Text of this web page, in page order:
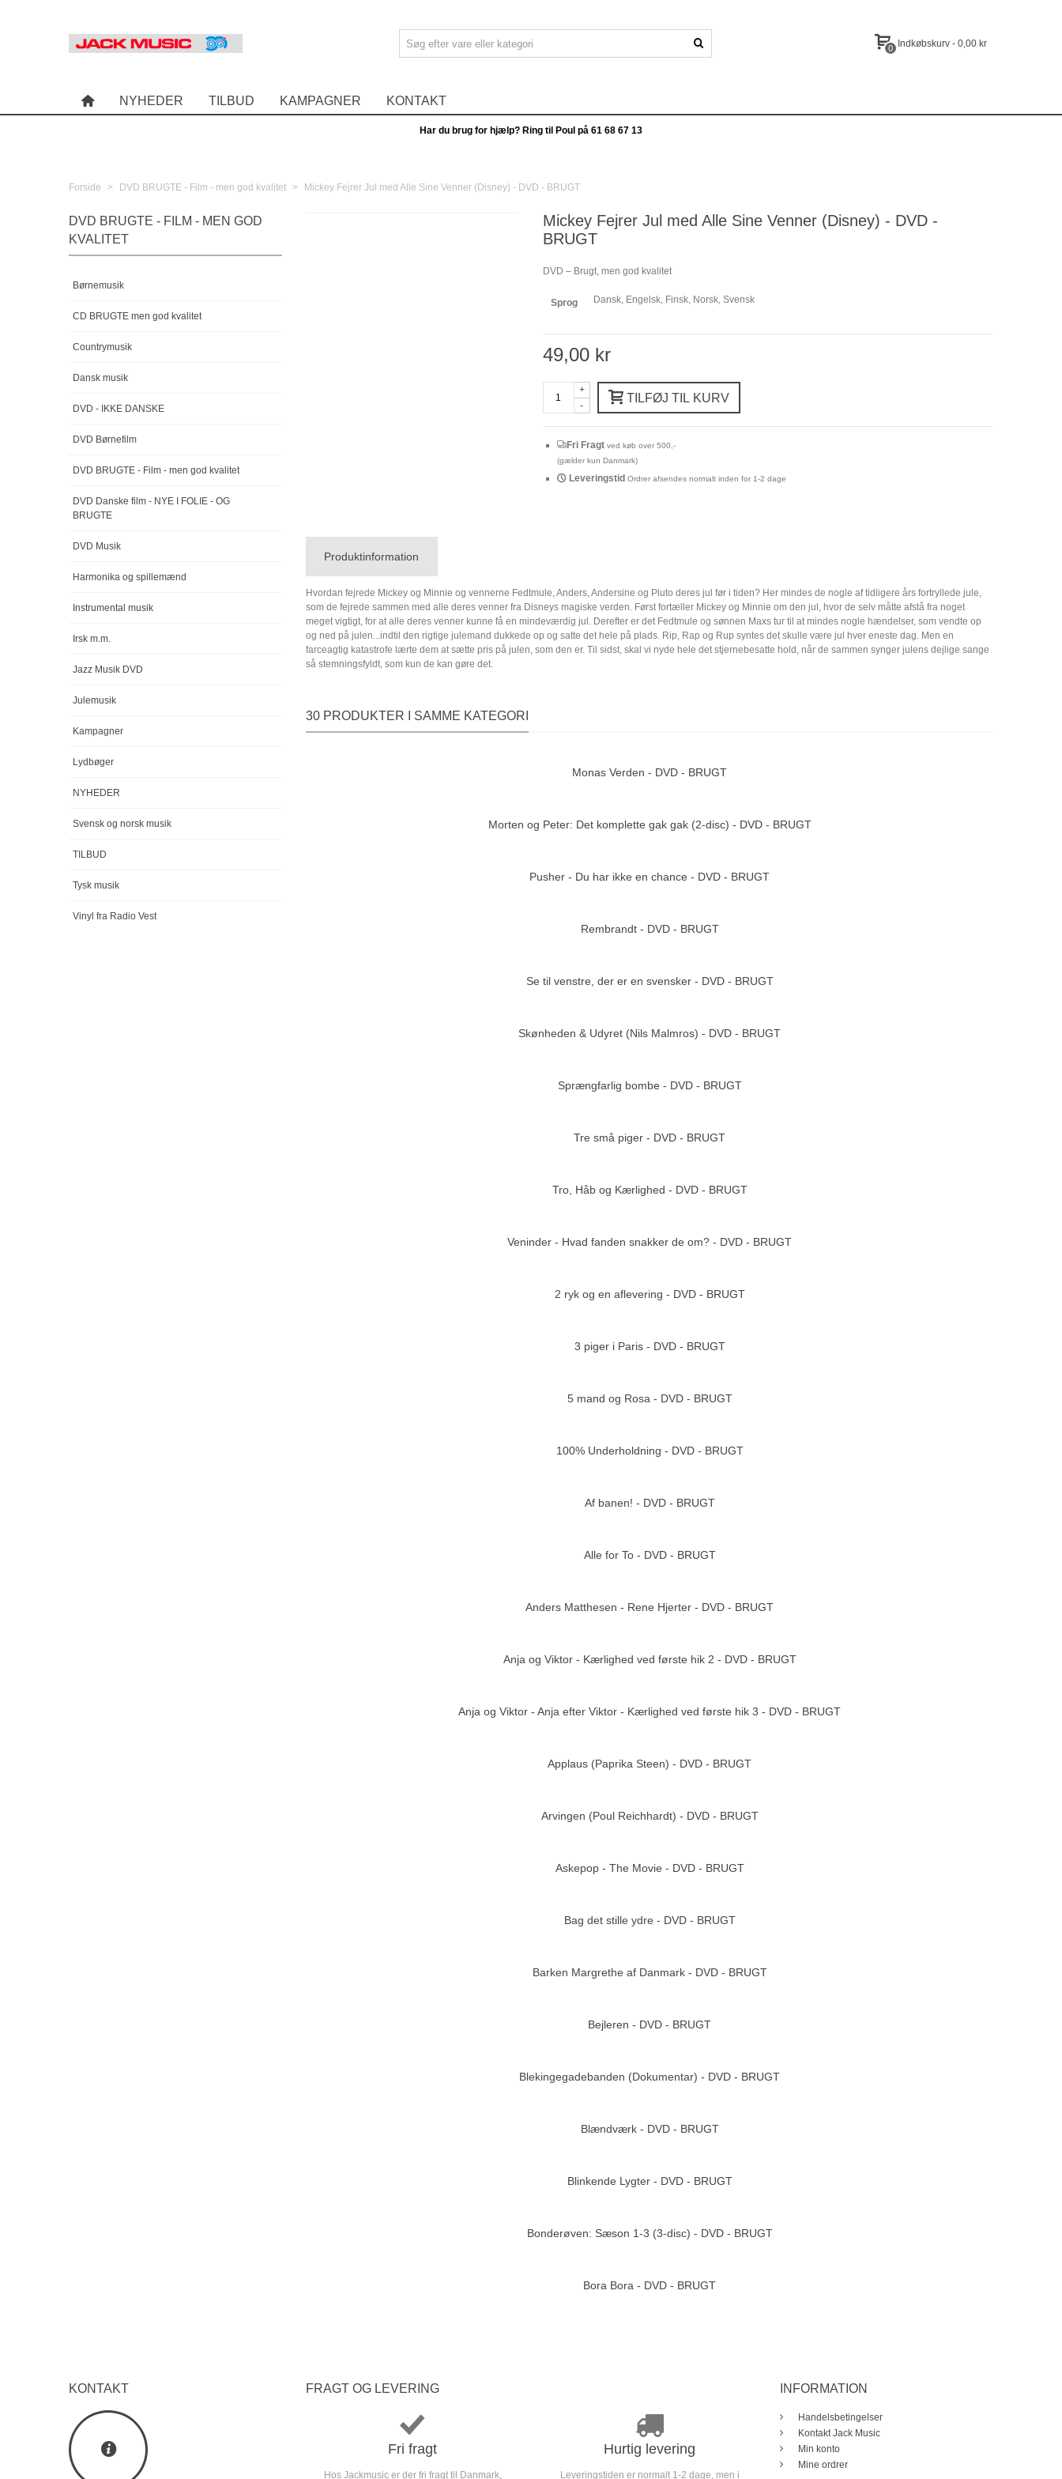
0 Indkøbskurv - 0,00 kr
NYHEDER TILBUD KAMPAGNER KONTAKT
Har du brug for hjælp? Ring til Poul på 61 68 67 13
Forside > DVD BRUGTE - Film - men god kvalitet > Mickey Fejrer Jul med Alle Sine Venner (Disney) - DVD - BRUGT
DVD BRUGTE - FILM - MEN GOD
KVALITET
Børnemusik
CD BRUGTE men god kvalitet
Countrymusik
Dansk musik
DVD - IKKE DANSKE
DVD Børnefilm
DVD BRUGTE - Film - men god kvalitet
DVD Danske film - NYE I FOLIE - OG
BRUGTE
DVD Musik
Harmonika og spillemænd
Instrumental musik
Irsk m.m.
Jazz Musik DVD
Julemusik
Kampagner
Lydbøger
NYHEDER
Svensk og norsk musik
TILBUD
Tysk musik
Vinyl fra Radio Vest
Mickey Fejrer Jul med Alle Sine Venner (Disney) - DVD -
BRUGT
DVD – Brugt, men god kvalitet
Sprog Dansk, Engelsk, Finsk, Norsk, Svensk
49,00 kr
-
+
TILFØJ TIL KURV
Fri Fragt ved køb over 500,-
(gælder kun Danmark)
Leveringstid Ordrer afsendes normalt inden for 1-2 dage
Produktinformation
Hvordan fejrede Mickey og Minnie og vennerne Fedtmule, Anders, Andersine og Pluto deres jul før i tiden? Her mindes de nogle af tidligere års fortryllede jule,
som de fejrede sammen med alle deres venner fra Disneys magiske verden. Først fortæller Mickey og Minnie om den jul, hvor de selv måtte afstå fra noget
meget vigtigt, for at alle deres venner kunne få en mindeværdig jul. Derefter er det Fedtmule og sønnen Maxs tur til at mindes nogle hændelser, som vendte op
og ned på julen...indtil den rigtige julemand dukkede op og satte det hele på plads. Rip, Rap og Rup syntes det skulle være jul hver eneste dag. Men en
farceagtig katastrofe lærte dem at sætte pris på julen, som den er. Til sidst, skal vi nyde hele det stjernebesatte hold, når de sammen synger julens dejlige sange
så stemningsfyldt, som kun de kan gøre det.
30 PRODUKTER I SAMME KATEGORI
Add to cart
Monas Verden - DVD - BRUGT
Add to cart
Morten og Peter: Det komplette gak gak (2-disc) - DVD - BRUGT
Add to cart
Pusher - Du har ikke en chance - DVD - BRUGT
Add to cart
Rembrandt - DVD - BRUGT
Add to cart
Se til venstre, der er en svensker - DVD - BRUGT
Add to cart
Skønheden & Udyret (Nils Malmros) - DVD - BRUGT
Add to cart
Sprængfarlig bombe - DVD - BRUGT
Add to cart
Tre små piger - DVD - BRUGT
Add to cart
Tro, Håb og Kærlighed - DVD - BRUGT
Add to cart
Veninder - Hvad fanden snakker de om? - DVD - BRUGT
Add to cart
2 ryk og en aflevering - DVD - BRUGT
Add to cart
3 piger i Paris - DVD - BRUGT
Add to cart
5 mand og Rosa - DVD - BRUGT
100% Underholdning - DVD - BRUGT
Add to cart
Af banen! - DVD - BRUGT
Add to cart
Alle for To - DVD - BRUGT
Add to cart
Anders Matthesen - Rene Hjerter - DVD - BRUGT
Add to cart
Anja og Viktor - Kærlighed ved første hik 2 - DVD - BRUGT
Add to cart
Anja og Viktor - Anja efter Viktor - Kærlighed ved første hik 3 - DVD - BRUGT
Add to cart
Applaus (Paprika Steen) - DVD - BRUGT
Add to cart
Arvingen (Poul Reichhardt) - DVD - BRUGT
Add to cart
Askepop - The Movie - DVD - BRUGT
Add to cart
Bag det stille ydre - DVD - BRUGT
Add to cart
Barken Margrethe af Danmark - DVD - BRUGT
Add to cart
Bejleren - DVD - BRUGT
Add to cart
Blekingegadebanden (Dokumentar) - DVD - BRUGT
Add to cart
Blændværk - DVD - BRUGT
Add to cart
Blinkende Lygter - DVD - BRUGT
Add to cart
Bonderøven: Sæson 1-3 (3-disc) - DVD - BRUGT
Bora Bora - DVD - BRUGT
KONTAKT FRAGT OG LEVERING
Fri fragt
Hos Jackmusic er der fri fragt til Danmark,
Hurtig levering
Leveringstiden er normalt 1-2 dage, men i
INFORMATION
Handelsbetingelser
Kontakt Jack Music
Min konto
Mine ordrer